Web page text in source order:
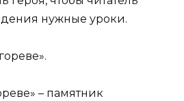
нужные уроки.
– памятник